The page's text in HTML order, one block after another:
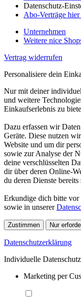
Datenschutz-
Abo-Verträge
Unternehmen
Weitere nice
Vertrag widerrufen
Personalisiere dein
Nur mit deiner
und weitere
Einkaufserlebnis zu
Dazu erfassen wir
Geräte. Diese nutzen
Website und um dir
sowie zur Analyse der
deine verschlüsselten
dir über deren Online-
du deren Dienste bereits
Erkundige dich bitte
sowie in unserer
Zustimmen Nur
Datenschutzerklärung
Individuelle
Marketing per